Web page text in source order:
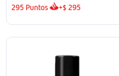
295 Puntos +$ 295